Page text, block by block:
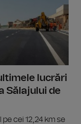
lucrări
Sălajului de
cei 12,24 km se